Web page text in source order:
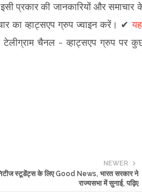
इसी प्रकार की जानकारियों और समाचार
का व्हाट्सएप ग्रुप ज्वाइनकरें । ✔
टेलीग्राम चैनल - व्हाट्सएप ग्रुपपर
NEWER
स्टूडेंट्स के लिए Good News, भारत सरकार ने
राज्यसभा में सुनाई, पढ़िए